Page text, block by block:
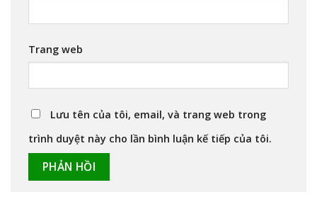
Trang web
Lưu tên của tôi, email, và trang web trong
trình duyệt này cho lần bình luận kế tiếp của tôi.